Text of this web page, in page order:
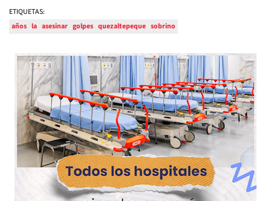
ETIQUETAS:
años la asesinar golpes quezaltepeque sobrino